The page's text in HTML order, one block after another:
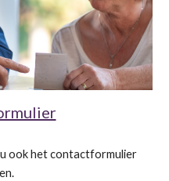
ook het contactformulier